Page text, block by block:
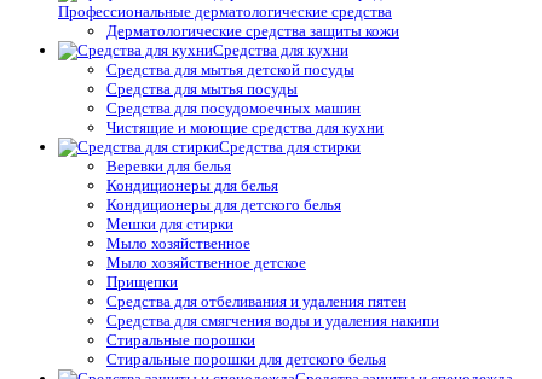
Профессиональные дерматологические средства
Дерматологические средства защиты кожи
Средства для кухни
Средства для мытья детской посуды
Средства для мытья посуды
Средства для посудомоечных машин
Чистящие и моющие средства для кухни
Средства для стирки
Веревки для белья
Кондиционеры для белья
Кондиционеры для детского белья
Мешки для стирки
Мыло хозяйственное
Мыло хозяйственное детское
Прищепки
Средства для отбеливания и удаления пятен
Средства для смягчения воды и удаления накипи
Стиральные порошки
Стиральные порошки для детского белья